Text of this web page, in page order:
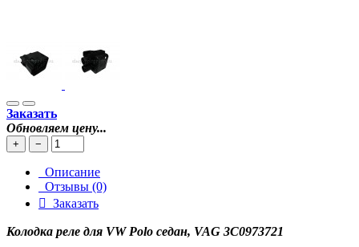
Заказать
Обновляем цену...
+ −
Описание
Отзывы (0)
Заказать
Колодка реле для VW Polo седан, VAG 3C0973721